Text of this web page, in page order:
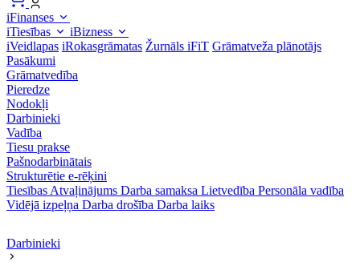
iFinanses
iTiesības
iBizness
iVeidlapas iRokasgrāmatas Žurnāls iFiT Grāmatveža plānotājs
Pasākumi
Grāmatvedība
Pieredze
Nodokļi
Darbinieki
Vadība
Tiesu prakse
Pašnodarbinātais
Strukturētie e-rēķini
Tiesības Atvaļinājums Darba samaksa Lietvedība Personāla vadība
Vidējā izpeļņa Darba drošība Darba laiks
Darbinieki